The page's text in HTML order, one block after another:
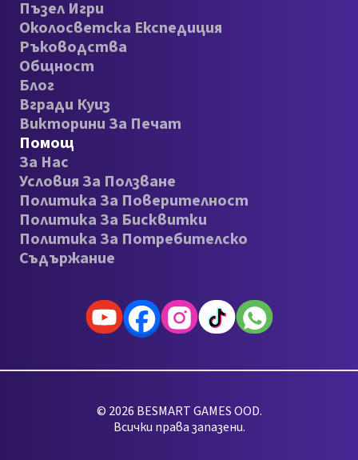
Пъзел Игри
Околосветска Експедиция
Ръководства
Общност
Блог
Вгради Куиз
Викторини За Печат
Помощ
За Нас
Условия За Ползване
Политика За Поверителност
Политика За Бисквитки
Политика За Потребителско
Съдържание
© 2026 BESMART GAMES OOD.
Всички права запазени.